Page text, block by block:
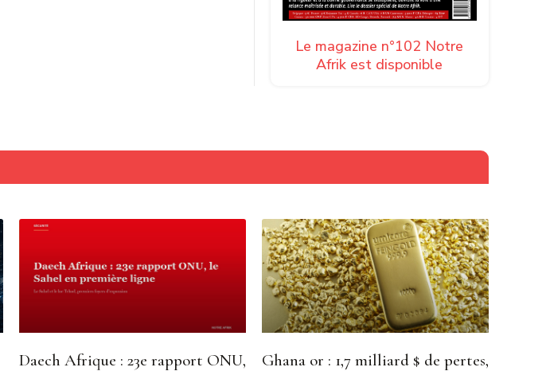
Le magazine n°102 Notre
Afrik est disponible
Daech Afrique : 23e rapport ONU,
Ghana or : 1,7 milliard $ de pertes,